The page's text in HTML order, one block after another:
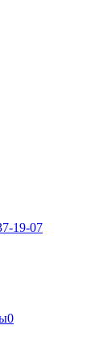
19-07
0